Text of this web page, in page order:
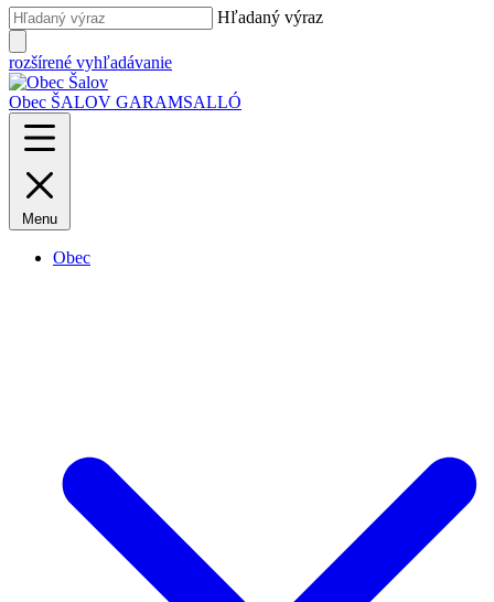
Hľadaný výraz
rozšírené vyhľadávanie
Obec ŠALOV GARAMSALLÓ
Menu
Obec